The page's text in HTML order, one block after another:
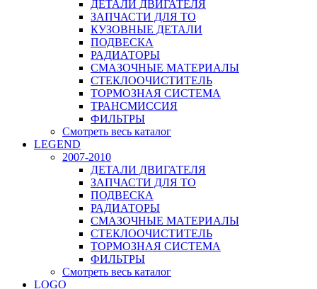
ДЕТАЛИ ДВИГАТЕЛЯ
ЗАПЧАСТИ ДЛЯ ТО
КУЗОВНЫЕ ДЕТАЛИ
ПОДВЕСКА
РАДИАТОРЫ
СМАЗОЧНЫЕ МАТЕРИАЛЫ
СТЕКЛООЧИСТИТЕЛЬ
ТОРМОЗНАЯ СИСТЕМА
ТРАНСМИССИЯ
ФИЛЬТРЫ
Смотреть весь каталог
LEGEND
2007-2010
ДЕТАЛИ ДВИГАТЕЛЯ
ЗАПЧАСТИ ДЛЯ ТО
ПОДВЕСКА
РАДИАТОРЫ
СМАЗОЧНЫЕ МАТЕРИАЛЫ
СТЕКЛООЧИСТИТЕЛЬ
ТОРМОЗНАЯ СИСТЕМА
ФИЛЬТРЫ
Смотреть весь каталог
LOGO